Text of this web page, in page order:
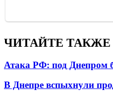
ЧИТАЙТЕ ТАКЖЕ
Атака РФ: под Днепром
В Днепре вспыхнули